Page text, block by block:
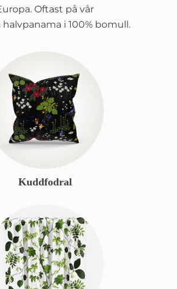
Oftast på vår
halvpanama i 100% bomull.
Kuddfodral